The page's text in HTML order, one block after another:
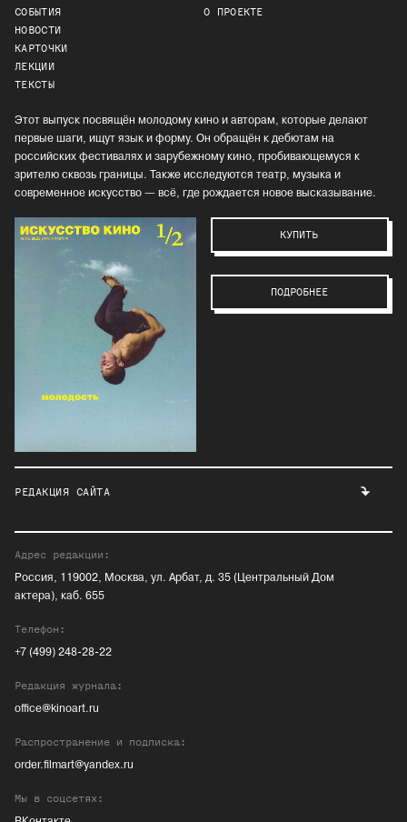
СОБЫТИЯ
НОВОСТИ
КАРТОЧКИ
ЛЕКЦИИ
ТЕКСТЫ
О ПРОЕКТЕ
Этот выпуск посвящён молодому кино и авторам, которые делают
первые шаги, ищут язык и форму. Он обращён к дебютам на
российских фестивалях и зарубежному кино, пробивающемуся к
зрителю сквозь границы. Также исследуются театр, музыка и
современное искусство — всё, где рождается новое высказывание.
КУПИТЬ
ПОДРОБНЕЕ
РЕДАКЦИЯ САЙТА
Адрес редакции:
Россия, 119002, Москва, ул. Арбат, д. 35 (Центральный Дом
актера), каб. 655
Телефон:
+7 (499) 248-28-22
Редакция журнала:
office@kinoart.ru
Распространение и подписка:
order.filmart@yandex.ru
Мы в соцсетях: